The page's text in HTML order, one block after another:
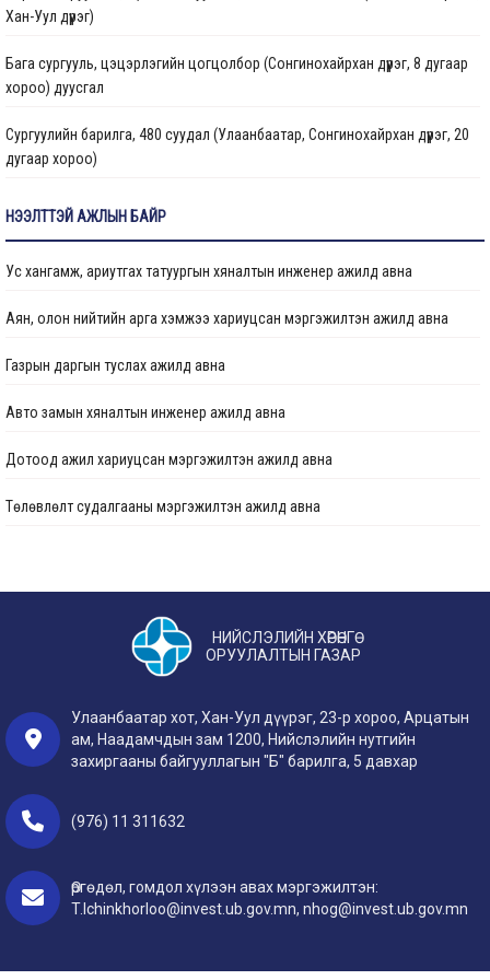
Барилгын ажлын мэдээ
Санхүүжилтийн мэдээлэл
Хан-Уул дүүрэг)
Бага сургууль, цэцэрлэгийн цогцолбор (Сонгинохайрхан дүүрэг, 8 дугаар
хороо) дуусгал
Сургуулийн барилга, 480 суудал (Улаанбаатар, Сонгинохайрхан дүүрэг, 20
дугаар хороо)
Цэцэрлэгийн барилга, 150 ор (Улаанбаатар хот, Сонгинохайрхан дүүрэг, 23
Арьс ширний ажилчдын орон сууцны барилгын их засварын ажил
хороо)
Гамшигт өртсөн 207 дугаар байр (Улаанбаатар хот, Баянзүрх дүүрэг, 26
хүрээнд барилгын зураг төслийг шинэчлэн боловсруулах
“Нийслэлийн Хөрөнгө оруулалтын газар ОНӨААТҮГ” -ын оффисын өрөө
Хан-Уул дүүрэгт хэрэгжүүлэх хөрөнгө оруулалтын төсөл, арга хэмжээ-2
Ø1000 мм голчтой болгон өргөтгөх зураг төсөв, барилга угсралтын ажил
/1 дүгээр хорооллын урд талаас баруун 4 замын уулзвар хүртэл, павильон
19-өөс 3/11 холбоос хүртэл 3.4 км/ /Улаанбаатар, Сонгинохайрхан дүүрэг/
Хан-Уул дүүрэгт хэрэгжүүлэх хөрөнгө оруулалтын төсөл, арга хэмжээ-2
Сэлбэ голын эргийн дагуу дугуйн зам тохижилтын ажил (Улаанбаатар
хот, Сүхбаатар дүүрэг)-ын нэмэлт ажил
НЭЭЛТТЭЙ АЖЛЫН БАЙР
Ус хангамж, ариутгах татуургын хяналтын инженер ажилд авна
Аян, олон нийтийн арга хэмжээ хариуцсан мэргэжилтэн ажилд авна
Газрын даргын туслах ажилд авна
Авто замын хяналтын инженер ажилд авна
Дотоод ажил хариуцсан мэргэжилтэн ажилд авна
Төлөвлөлт судалгааны мэргэжилтэн ажилд авна
Дотоод ажил хариуцсан мэргэжилтэн ажилд авна
Зураг төслийн хяналтын инженер ажилд авна
Ус хангамж, ариутгах татуургын хяналтын инженер ажилд авна
Төлөвлөлт судалгааны мэргэжилтэн ажилд авна
Хөрөнгө оруулалтын санхүүжилт хариуцсан мэргэжилтэн ажилд авна
НИЙСЛЭЛИЙН ХӨРӨНГӨ
ОРУУЛАЛТЫН ГАЗАР
Улаанбаатар хот, Хан-Уул дүүрэг, 23-р хороо, Арцатын
ам, Наадамчдын зам 1200, Нийслэлийн нутгийн
захиргааны байгууллагын "Б" барилга, 5 давхар
(976) 11 311632
Өргөдөл, гомдол хүлээн авах мэргэжилтэн:
T.Ichinkhorloo@invest.ub.gov.mn, nhog@invest.ub.gov.mn